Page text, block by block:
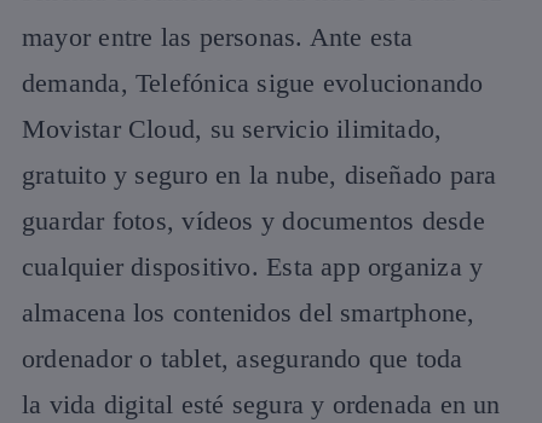
mayor entre las personas. Ante esta
demanda, Telefónica sigue evolucionando
Movistar Cloud, su servicio ilimitado,
gratuito y seguro en la nube, diseñado para
guardar fotos, vídeos y documentos desde
cualquier dispositivo. Esta app organiza y
almacena los contenidos del smartphone,
ordenador o tablet, asegurando que toda
la vida digital esté segura y ordenada en un